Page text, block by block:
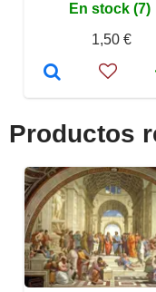
En stock (7)
1,50 €
Productos